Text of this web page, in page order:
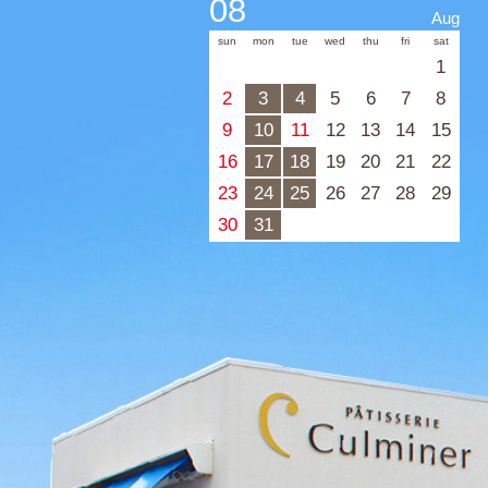
08 Aug
sun mon tue wed thu fri sat
1
2
3 4 5 6 7
8
9
10 11 12 13 14
15
16
17 18 19 20 21
22
23
24 25 26 27 28
29
30
31